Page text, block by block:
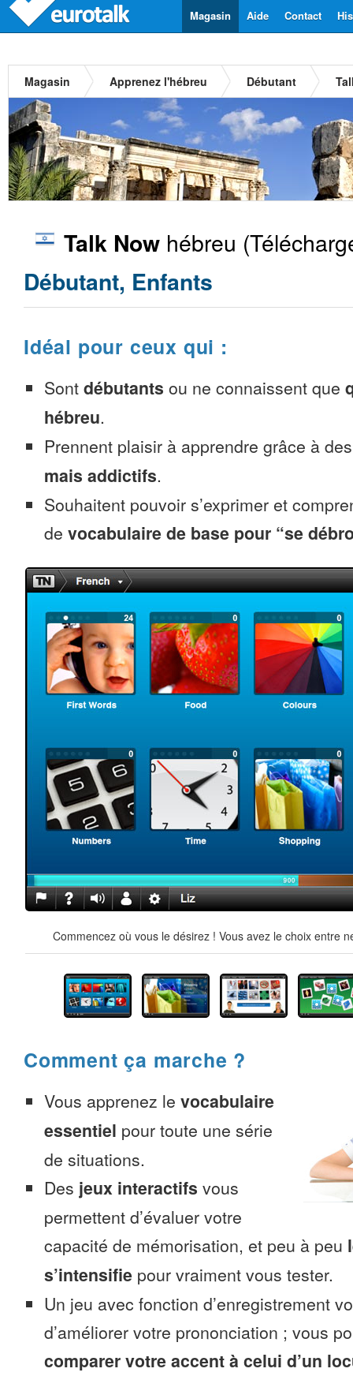
Contact
Aide
Magasin
Magasin Apprenez l'hébreu Débutant
Talk Now hébreu
Débutant, Enfants
Idéal pour ceux qui :
Sont débutants ou ne connaissent que
hébreu.
Prennent plaisir à apprendre grâce à
mais addictifs.
Souhaitent pouvoir s’exprimer et
de vocabulaire de base pour “se
Commencez où vous le désirez ! Vous avez le choix entre
Comment ça marche ?
Vous apprenez le vocabulaire
essentiel pour toute une série
de situations.
Des jeux interactifs vous
permettent d’évaluer votre
capacité de mémorisation, et peu à peu
s’intensifie pour vraiment vous tester.
Un jeu avec fonction d’enregistrement
d’améliorer votre prononciation ; vous
comparer votre accent à celui d’un